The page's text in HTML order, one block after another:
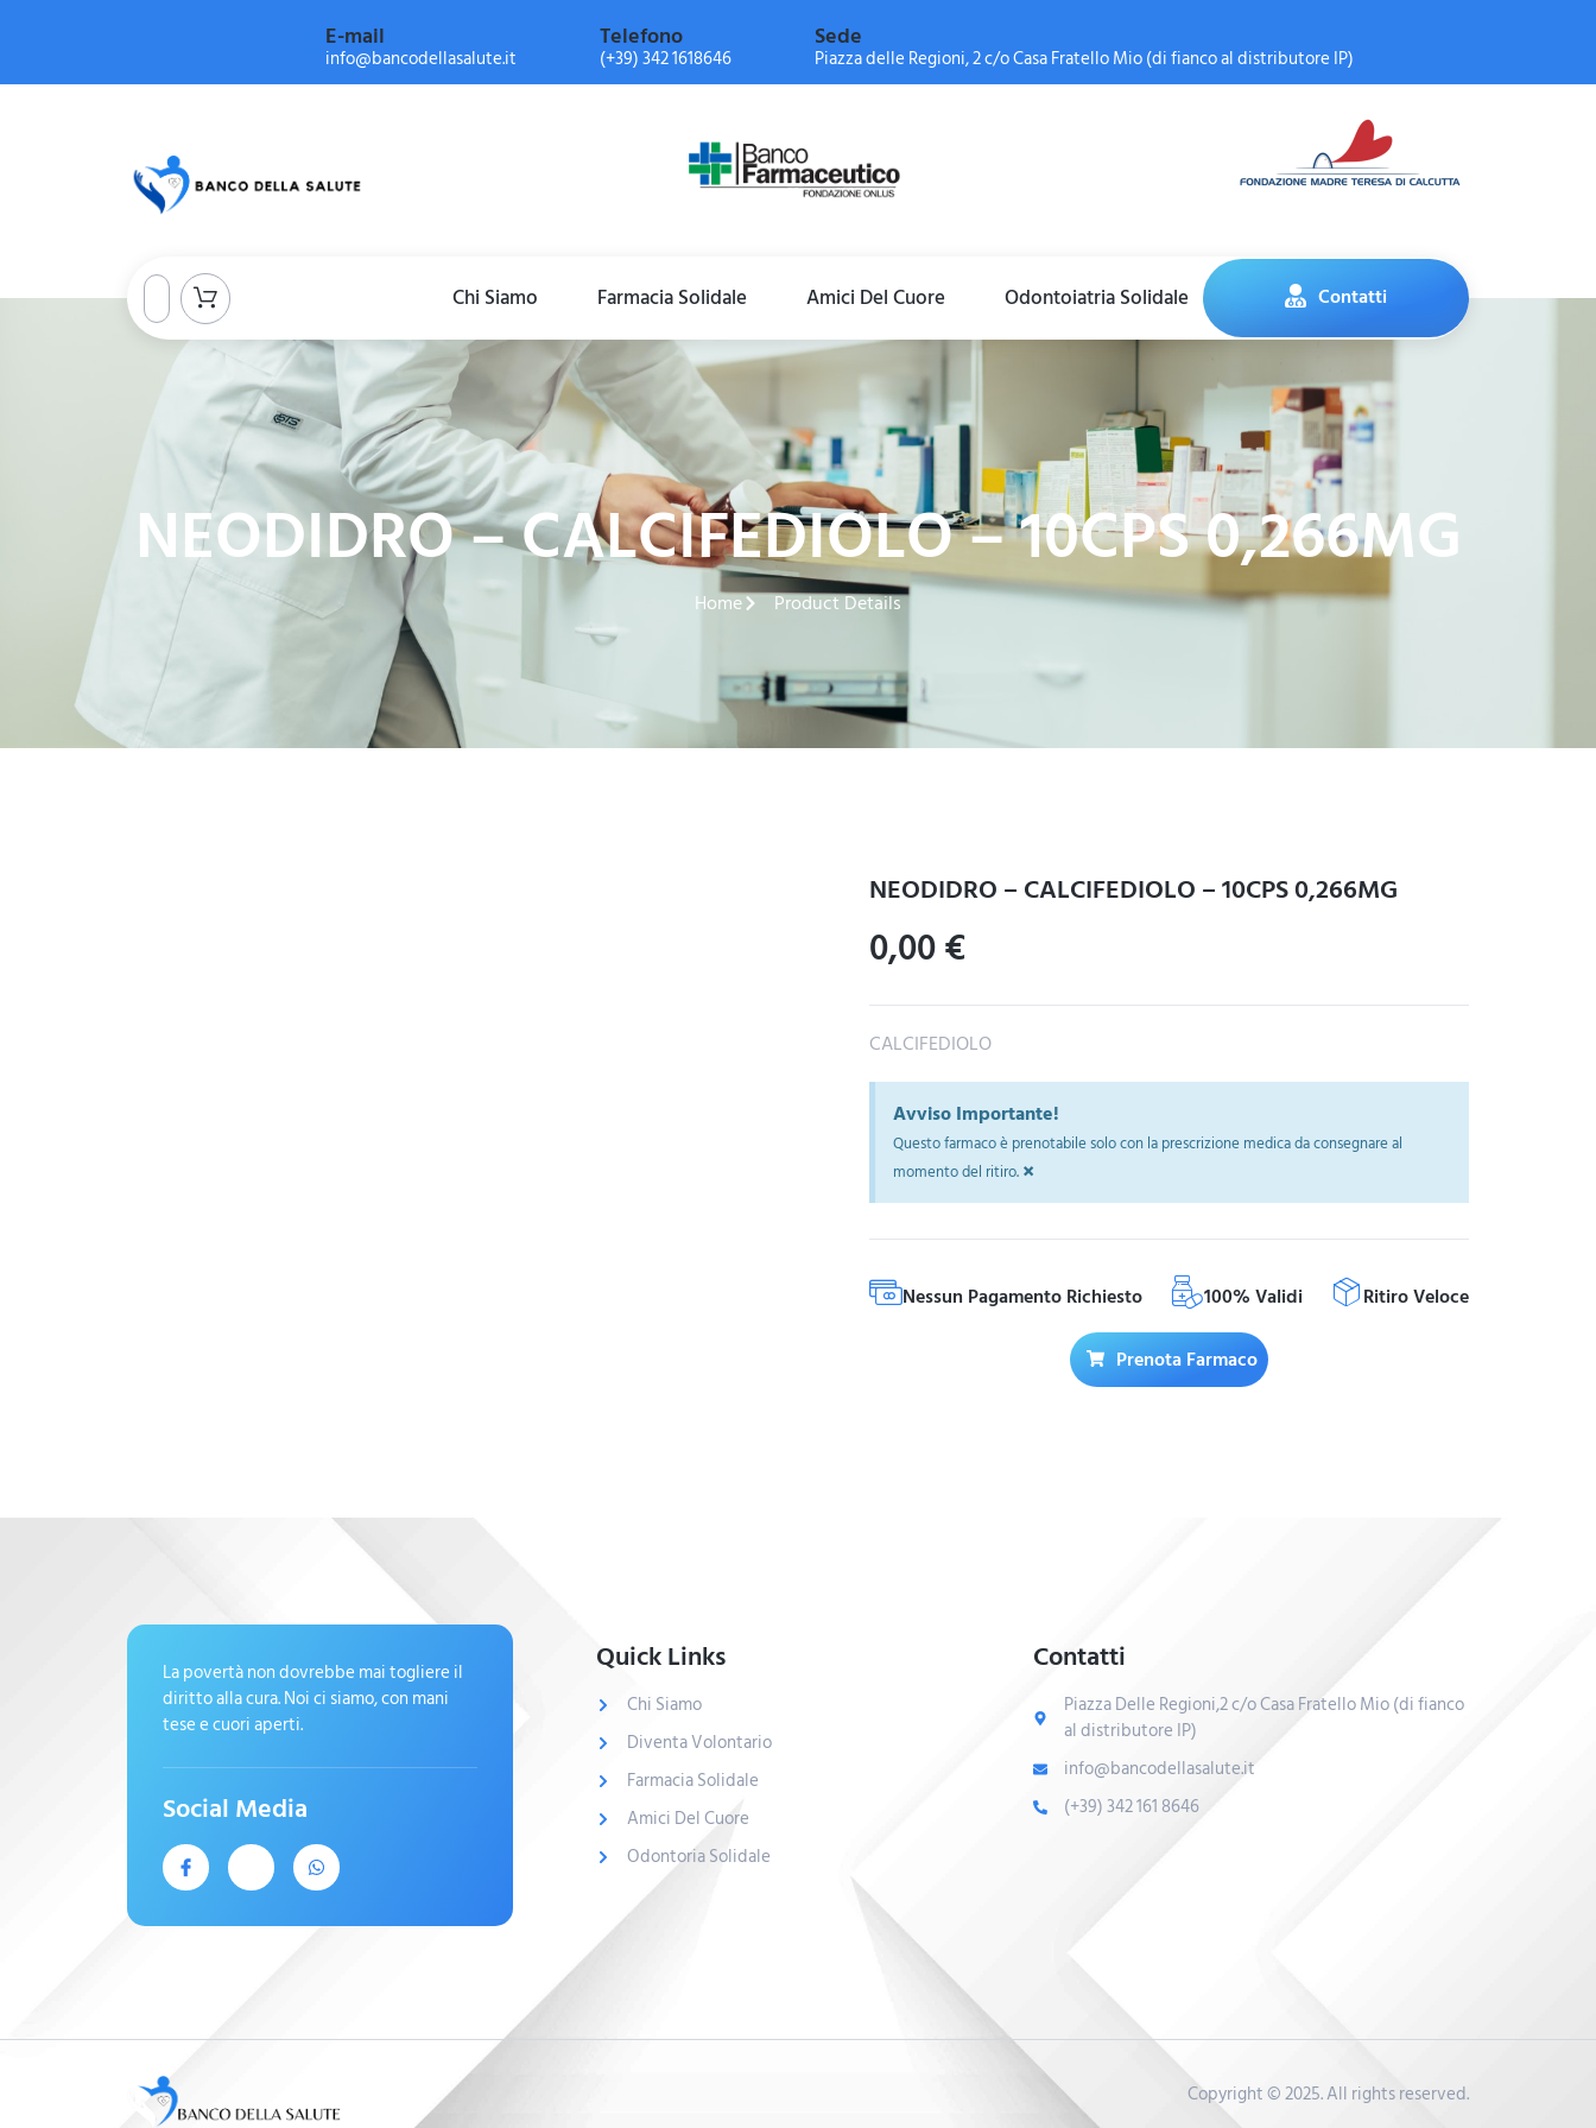
E-mail
info@bancodellasalute.it
Telefono
(+39) 342 1618646
Sede
Piazza delle Regioni, 2 c/o Casa Fratello Mio (di fianco al distributore IP)
Chi Siamo Farmacia Solidale Amici Del Cuore Odontoiatria Solidale Contatti
NEODIDRO – CALCIFEDIOLO – 10CPS 0,266MG
Home Product Details
NEODIDRO – CALCIFEDIOLO – 10CPS 0,266MG
0,00€
CALCIFEDIOLO
Avviso Importante!
Questo farmaco è prenotabile solo con la prescrizione medica da consegnare al
momento del ritiro.×
Nessun Pagamento Richiesto 100% Validi Ritiro Veloce
Prenota Farmaco
La povertà non dovrebbe mai togliere il
diritto alla cura. Noi ci siamo, con mani
tese e cuori aperti.
Social Media
Quick Links
Chi Siamo
Diventa Volontario
Farmacia Solidale
Amici Del Cuore
Odontoria Solidale
Contatti
Piazza Delle Regioni,2 c/o Casa Fratello Mio (di fianco
al distributore IP)
info@bancodellasalute.it
(+39) 342 161 8646
Copyright © 2025. All rights reserved.